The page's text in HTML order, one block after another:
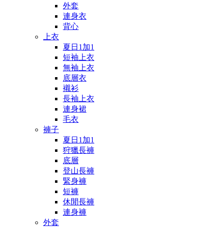
外套
連身衣
背心
上衣
夏日1加1
短袖上衣
無袖上衣
底層衣
襯衫
長袖上衣
連身裙
毛衣
褲子
夏日1加1
狩獵長褲
底層
登山長褲
緊身褲
短褲
休閒長褲
連身褲
外套